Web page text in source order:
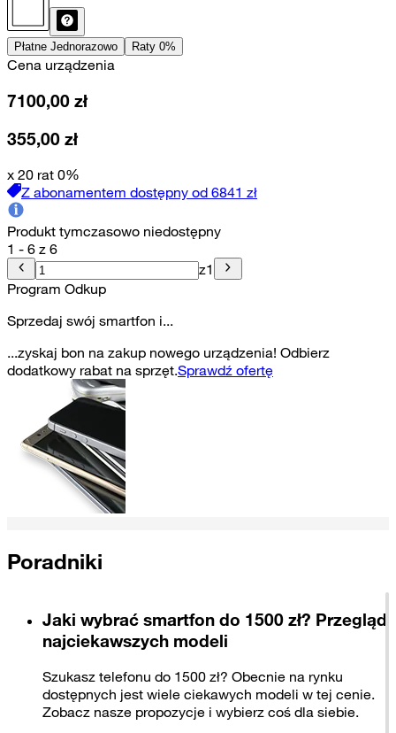
Płatne Jednorazowo Raty 0%
Cena urządzenia
7100,00 zł
355,00 zł
x 20 rat 0%
Z abonamentem dostępny od 6841 zł
Produkt tymczasowo niedostępny
1 - 6 z 6
z1
Program Odkup
Sprzedaj swój smartfon i...
...zyskaj bon na zakup nowego urządzenia! Odbierz
dodatkowy rabat na sprzęt.Sprawdź ofertę
Poradniki
Jaki wybrać smartfon do 1500 zł? Przegląd
najciekawszych modeli
Szukasz telefonu do 1500 zł? Obecnie na rynku
dostępnych jest wiele ciekawych modeli w tej cenie.
Zobacz nasze propozycje i wybierz coś dla siebie.